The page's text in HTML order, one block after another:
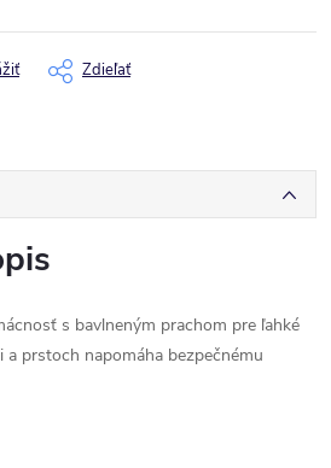
Zdieľať
s bavlneným prachom pre ľahké
a prstoch napomáha bezpečnému